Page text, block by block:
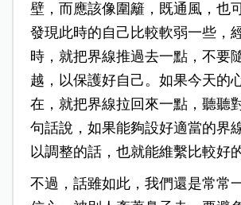
壁，而應該像圍籬，既通風，也
發現此時的自己比較軟弱一些，
時，就把界線推過去一點，不要
越，以保護好自己。如果今天的
在，就把界線拉回來一點，聽聽
句話說，如果能夠設好適當的界
以調整的話，也就能維繫比較好
不過，話雖如此，我們還是常常